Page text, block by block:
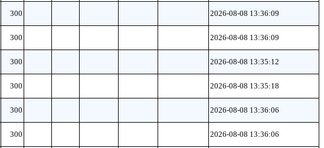
300 2026-08-08 13:36:09
300 2026-08-08 13:36:09
300 2026-08-08 13:35:12
300 2026-08-08 13:35:18
300 2026-08-08 13:36:06
300 2026-08-08 13:36:06